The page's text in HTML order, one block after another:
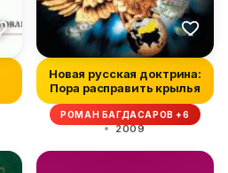
Новая русская доктрина:
Пора расправить крылья
РОМАН БАГДАСАРОВ +6
2009